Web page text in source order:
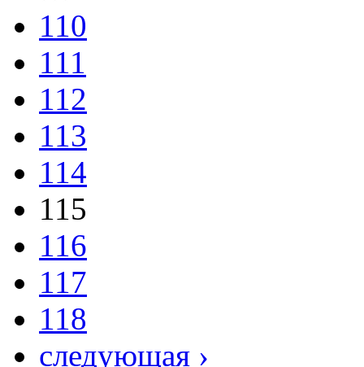
110
111
112
113
114
115
116
117
118
следующая ›